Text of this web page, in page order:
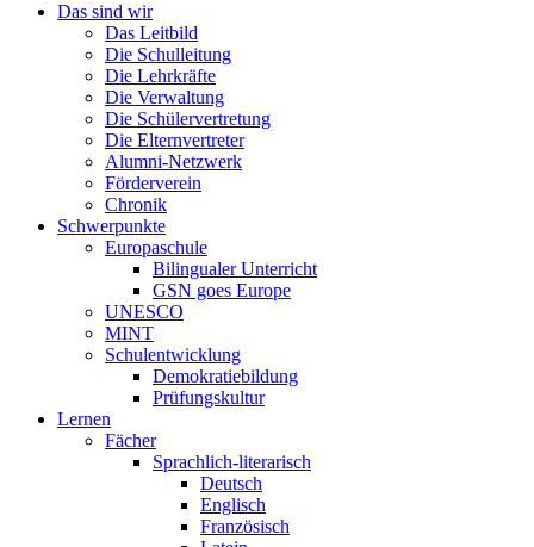
Das sind wir
Das Leitbild
Die Schulleitung
Die Lehrkräfte
Die Verwaltung
Die Schülervertretung
Die Elternvertreter
Alumni-Netzwerk
Förderverein
Chronik
Schwerpunkte
Europaschule
Bilingualer Unterricht
GSN goes Europe
UNESCO
MINT
Schulentwicklung
Demokratiebildung
Prüfungskultur
Lernen
Fächer
Sprachlich-literarisch
Deutsch
Englisch
Französisch